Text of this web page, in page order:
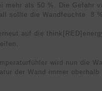
als 50 %. Die Gefahr
sollte die Wandfeuchte 8
auf die think [RED]
wird nun die
der Wand immer oberhalb